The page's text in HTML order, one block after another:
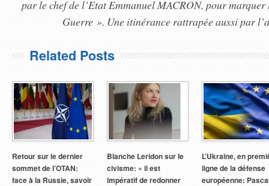
par le chef de l’Etat Emmanuel MACRON, pour
Guerre ». Une itinérance rattrapée aussi par
Related Posts
Retour sur le dernier
sommet de l’OTAN:
face à la Russie, savoir
Blanche Leridon sur le
civisme: « il est
impératif de redonner
L’Ukraine, en
ligne de la défense
européenne: